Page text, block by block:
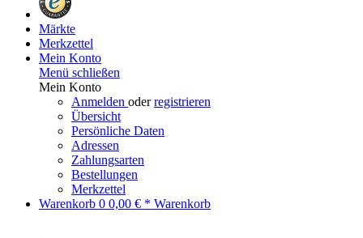
Märkte
Merkzettel
Mein Konto
Menü schließen
Mein Konto
Anmelden oderregistrieren
Übersicht
Persönliche Daten
Adressen
Zahlungsarten
Bestellungen
Merkzettel
Warenkorb 0 0,00 € * Warenkorb